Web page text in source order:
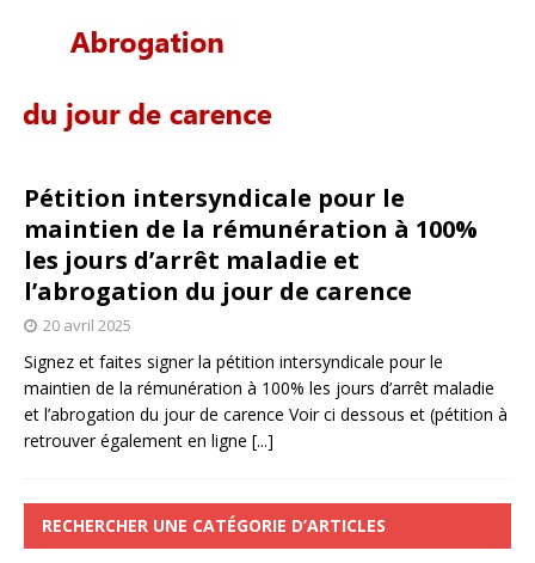
Pétition intersyndicale pour le
maintien de la rémunération à 100%
les jours d’arrêt maladie et
l’abrogation du jour de carence
20 avril 2025
Signez et faites signer la pétition intersyndicale pour le
maintien de la rémunération à 100% les jours d’arrêt maladie
et l’abrogation du jour de carence Voir ci dessous et (pétition à
retrouver également en ligne [...]
RECHERCHER UNE CATÉGORIE D’ARTICLES